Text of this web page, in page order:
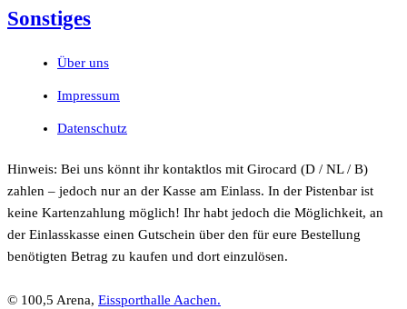
Sonstiges
Über uns
Impressum
Datenschutz
Hinweis: Bei uns könnt ihr kontaktlos mit Girocard (D / NL / B)
zahlen – jedoch nur an der Kasse am Einlass. In der Pistenbar ist
keine Kartenzahlung möglich! Ihr habt jedoch die Möglichkeit, an
der Einlasskasse einen Gutschein über den für eure Bestellung
benötigten Betrag zu kaufen und dort einzulösen.
© 100,5 Arena, Eissporthalle Aachen.